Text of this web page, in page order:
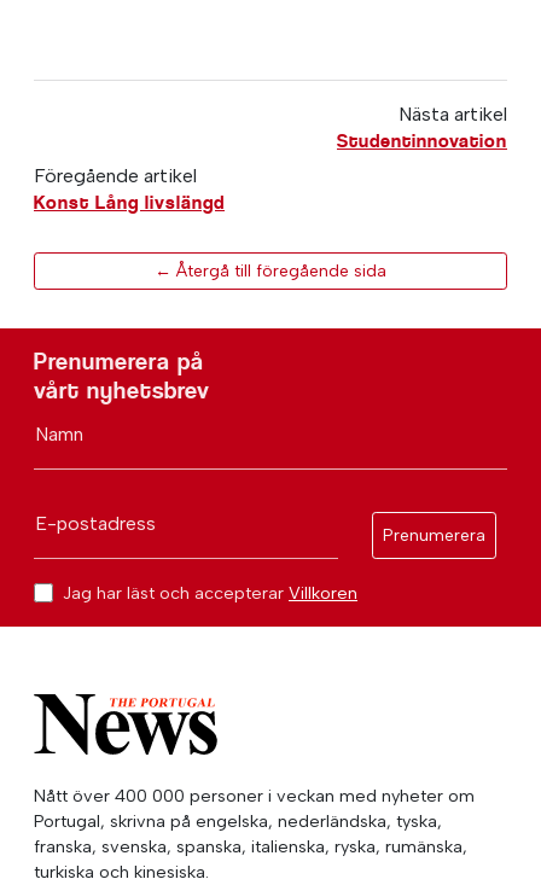
Nästa artikel
Studentinnovation
Föregående artikel
Konst Lång livslängd
← Återgå till föregående sida
Prenumerera på
vårt nyhetsbrev
Namn
E-postadress
Prenumerera
Jag har läst och accepterar Villkoren
Nått över 400 000 personer i veckan med nyheter om
Portugal, skrivna på engelska, nederländska, tyska,
franska, svenska, spanska, italienska, ryska, rumänska,
turkiska och kinesiska.